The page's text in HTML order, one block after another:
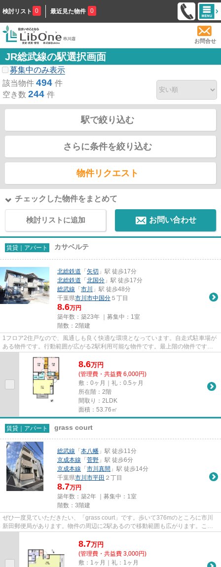
検討リスト 0 最近見た物件 0
お問合せ
JR総武線の駅選択画面
募集中のみ表示
該当物件 494 件
空き数 244 件
駅で絞り込む
さらに条件を絞り込む
物件リクエスト
チェックした物件をまとめて
検討リストに追加 お問い合わせ
賃貸｜アパート カサベルテ
北総鉄道 「 矢切 」駅 徒歩17分
北総鉄道 「 北国分 」駅 徒歩17分
総武線 「 市川
」駅 徒歩48分
千葉県市川市中国分 ５丁目
8.6万円
築年数：築23年 ｜募集中： 1室
階数：2階建
1フロア2住戸なので、風通しも良く快適な環境となっています。自走式駐車場が
ある物件です。行動範囲が広がる2駅利用可能な物件です。最上階の物件です。
8.6万円
(管理費・共益費 6,000円)
敷：0ヶ月｜礼：0.5ヶ月
所在階：2階
間取り：2LDK
面積：53.76㎡
賃貸｜アパート grass court
総武線 「 本八幡 」駅 徒歩11分
京成本線 「 菅野 」駅 徒歩6分
京成本線 「 市川真間 」駅 徒歩14分
千葉県市川市平田 ２丁目
8.7万円
築年数：築2年 ｜募集中： 1室
階数：3階建
ぜひ一度見ていただきたい、「grass court」です。歩いて376mのところに市川
新田郵便局があります。物件の周辺に2駅あるので移動範囲も広がります。こち
8.7万円
(管理費・共益費 3,000円)
敷：1ヶ月｜礼：1ヶ月